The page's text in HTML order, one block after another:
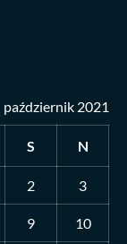
październik 2021
S N
2 3
9 10